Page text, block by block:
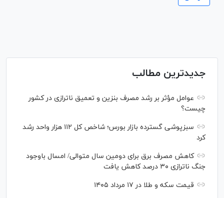
جدیدترین مطالب
عوامل مؤثر بر رشد مصرف بنزین و تعمیق ناترازی در کشور
چیست؟
سبزپوشی گسترده بازار بورس؛ شاخص کل ۱۱۲ هزار واحد رشد
کرد
کاهش مصرف برق برای دومین سال متوالی/ امسال باوجود
جنگ ناترازی ۳۰ درصد کاهش یافت
قیمت سکه و طلا در ۱۷ مرداد ۱۴۰۵